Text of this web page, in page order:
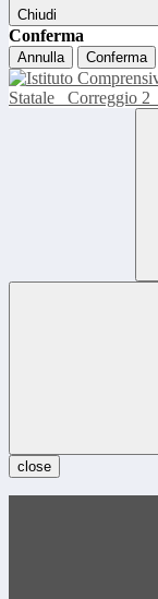
Chiudi
Conferma
Annulla Conferma
Statale
Correggio 2
close